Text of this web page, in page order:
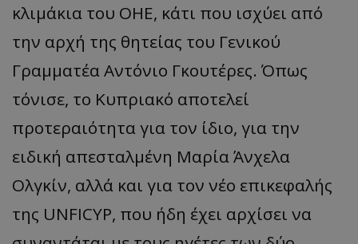
κλιμάκια του ΟΗΕ, κάτι που ισχύει από
την αρχή της θητείας του Γενικού
Γραμματέα Αντόνιο Γκουτέρες. Όπως
τόνισε, το Κυπριακό αποτελεί
προτεραιότητα για τον ίδιο, για την
ειδική απεσταλμένη Μαρία Άνχελα
Ολγκίν, αλλά και για τον νέο επικεφαλής
της UNFICYP, που ήδη έχει αρχίσει να